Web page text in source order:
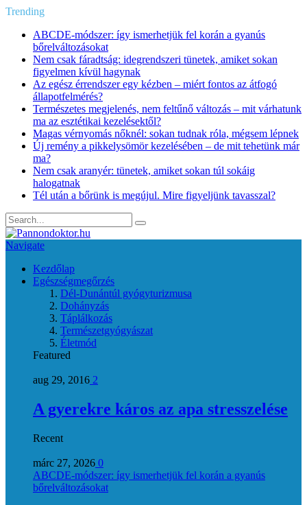
Trending
ABCDE‑módszer: így ismerhetjük fel korán a gyanús
bőrelváltozásokat
Nem csak fáradtság: idegrendszeri tünetek, amiket sokan
figyelmen kívül hagynak
Az egész érrendszer egy kézben – miért fontos az átfogó
állapotfelmérés?
Természetes megjelenés, nem feltűnő változás – mit várhatunk
ma az esztétikai kezelésektől?
Magas vérnyomás nőknél: sokan tudnak róla, mégsem lépnek
Új remény a pikkelysömör kezelésében – de mit tehetünk már
ma?
Nem csak aranyér: tünetek, amiket sokan túl sokáig
halogatnak
Tél után a bőrünk is megújul. Mire figyeljünk tavasszal?
Navigate
Kezdőlap
Egészségmegőrzés
Dél-Dunántúl gyógyturizmusa
Dohányzás
Táplálkozás
Természetgyógyászat
Életmód
Featured
aug 29, 2016 2
A gyerekre káros az apa stresszelése
Recent
márc 27, 2026 0
ABCDE‑módszer: így ismerhetjük fel korán a gyanús
bőrelváltozásokat